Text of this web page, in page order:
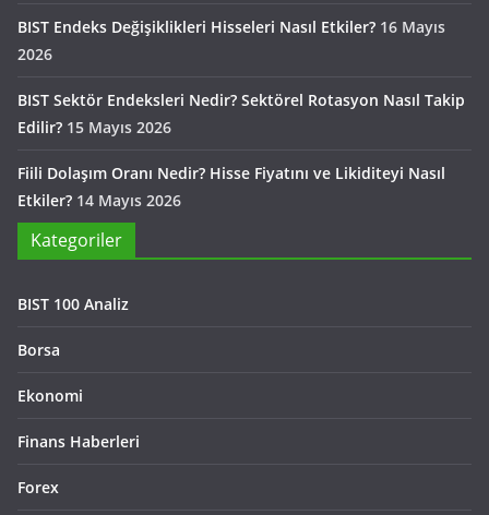
BIST Endeks Değişiklikleri Hisseleri Nasıl Etkiler? 16 Mayıs
2026
BIST Sektör Endeksleri Nedir? Sektörel Rotasyon Nasıl Takip
Edilir? 15 Mayıs 2026
Fiili Dolaşım Oranı Nedir? Hisse Fiyatını ve Likiditeyi Nasıl
Etkiler? 14 Mayıs 2026
Kategoriler
BIST 100 Analiz
Borsa
Ekonomi
Finans Haberleri
Forex